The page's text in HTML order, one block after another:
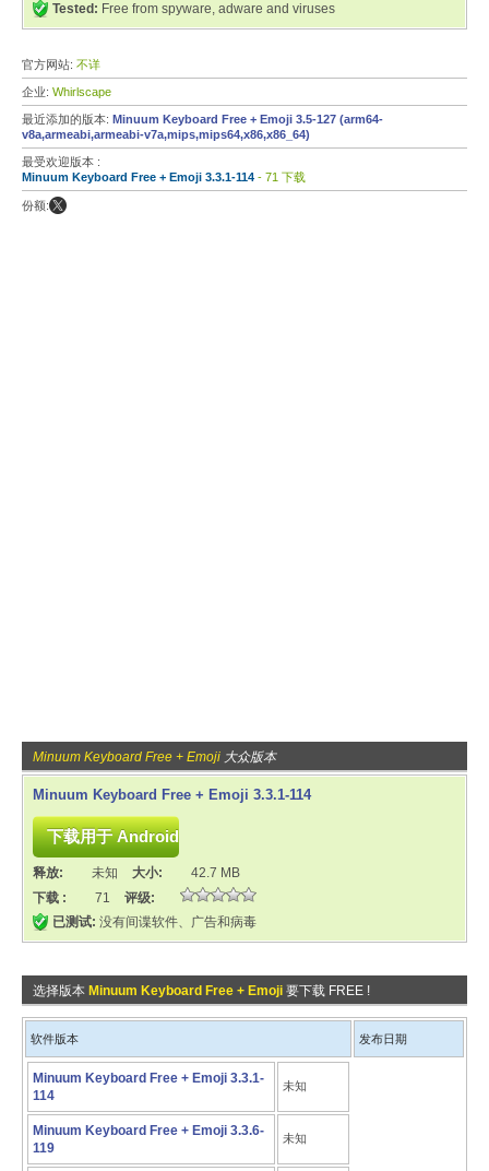
Tested: Free from spyware, adware and viruses
官方网站: 不详
企业: Whirlscape
最近添加的版本: Minuum Keyboard Free + Emoji 3.5-127 (arm64-
v8a,armeabi,armeabi-v7a,mips,mips64,x86,x86_64)
最受欢迎版本 :
Minuum Keyboard Free + Emoji 3.3.1-114 - 71 下载
份额:
Minuum Keyboard Free + Emoji 大众版本
Minuum Keyboard Free + Emoji 3.3.1-114
释放: 未知 大小:
42.7 MB
下载 :
71
评级:
已测试: 没有间谍软件、广告和病毒
选择版本 Minuum Keyboard Free + Emoji 要下载 FREE !
软件版本 发布日期
Minuum Keyboard Free + Emoji 3.3.1-
114
未知
Minuum Keyboard Free + Emoji 3.3.6-
119
未知